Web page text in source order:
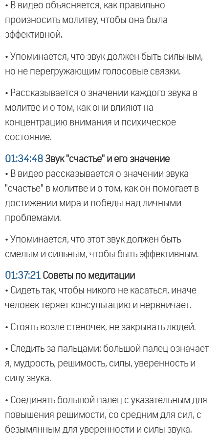
• В видео объясняется, как правильно
произносить молитву, чтобы она была
эффективной.
• Упоминается, что звук должен быть сильным,
но не перегружающим голосовые связки.
• Рассказывается о значении каждого звука в
молитве и о том, как они влияют на
концентрацию внимания и психическое
состояние.
01:34:48 Звук "счастье" и его значение
• В видео рассказывается о значении звука
"счастье" в молитве и о том, как он помогает в
достижении мира и победы над личными
проблемами.
• Упоминается, что этот звук должен быть
смелым и сильным, чтобы быть эффективным.
01:37:21 Советы по медитации
• Сидеть так, чтобы никого не касаться, иначе
человек теряет консультацию и нервничает.
• Стоять возле стеночек, не закрывать людей.
• Следить за пальцами: большой палец означает
я, мудрость, решимость, силы, уверенность и
силу звука.
• Соединять большой палец с указательным для
повышения решимости, со средним для сил, с
безымянным для уверенности и силы звука.